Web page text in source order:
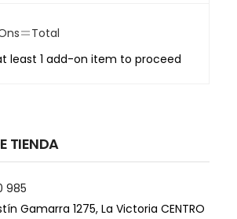
=Total
least 1 add-on item to proceed
TIENDA
985
Gamarra 1275, La Victoria CENTRO